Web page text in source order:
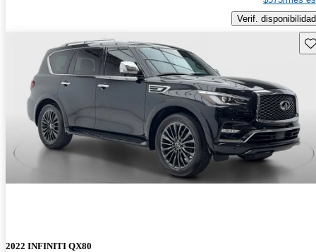
Verif. disponibilidad
2022 INFINITI QX80